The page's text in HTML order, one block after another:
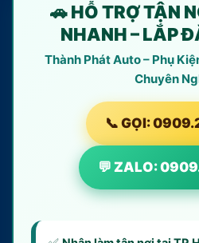
🚗 HỖ TRỢ TẬN
NHANH – LẮP
Thành Phát Auto – Phụ
Chuyên
📞 GỌI:
💬 ZALO: